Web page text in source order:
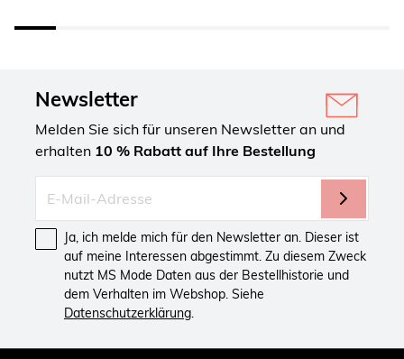
Newsletter
Melden Sie sich für unseren Newsletter an und
erhalten 10 % Rabatt auf Ihre Bestellung
Ja, ich melde mich für den Newsletter an. Dieser ist
auf meine Interessen abgestimmt. Zu diesem Zweck
nutzt MS Mode Daten aus der Bestellhistorie und
dem Verhalten im Webshop. Siehe
Datenschutzerklärung.